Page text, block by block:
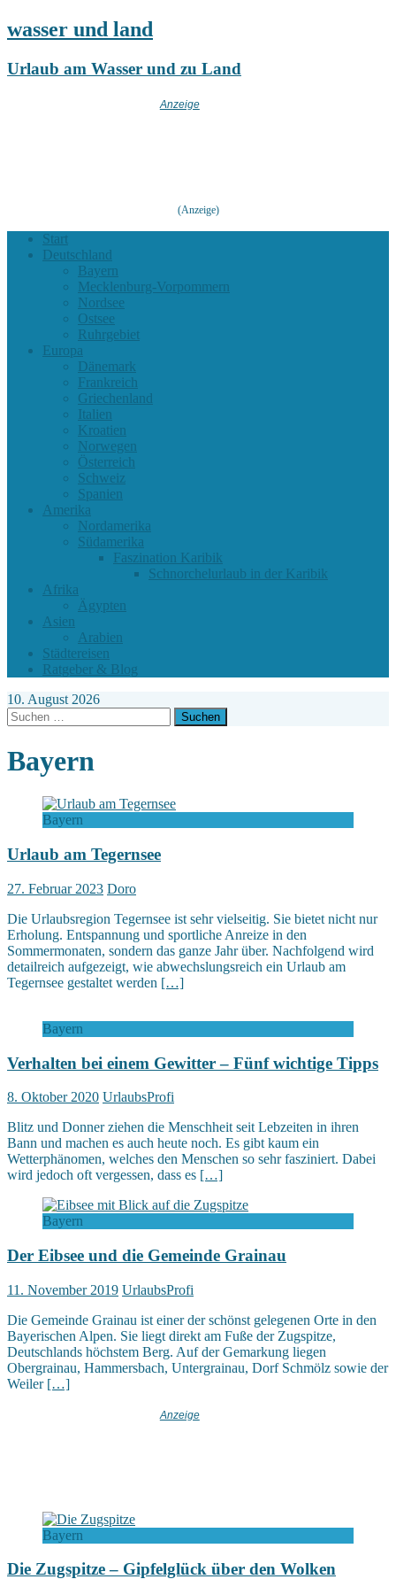
wasser und land
Urlaub am Wasser und zu Land
(Anzeige)
Start
Deutschland
Bayern
Mecklenburg-Vorpommern
Nordsee
Ostsee
Ruhrgebiet
Europa
Dänemark
Frankreich
Griechenland
Italien
Kroatien
Norwegen
Österreich
Schweiz
Spanien
Amerika
Nordamerika
Südamerika
Faszination Karibik
Schnorchelurlaub in der Karibik
Afrika
Ägypten
Asien
Arabien
Städtereisen
Ratgeber & Blog
10. August 2026
Suchen
nach:
Bayern
Bayern
Urlaub am Tegernsee
27. Februar 2023 Doro
Die Urlaubsregion Tegernsee ist sehr vielseitig. Sie bietet nicht nur
Erholung. Entspannung und sportliche Anreize in den
Sommermonaten, sondern das ganze Jahr über. Nachfolgend wird
detailreich aufgezeigt, wie abwechslungsreich ein Urlaub am
Tegernsee gestaltet werden […]
Bayern
Verhalten bei einem Gewitter – Fünf wichtige Tipps
8. Oktober 2020 UrlaubsProfi
Blitz und Donner ziehen die Menschheit seit Lebzeiten in ihren
Bann und machen es auch heute noch. Es gibt kaum ein
Wetterphänomen, welches den Menschen so sehr fasziniert. Dabei
wird jedoch oft vergessen, dass es […]
Bayern
Der Eibsee und die Gemeinde Grainau
11. November 2019 UrlaubsProfi
Die Gemeinde Grainau ist einer der schönst gelegenen Orte in den
Bayerischen Alpen. Sie liegt direkt am Fuße der Zugspitze,
Deutschlands höchstem Berg. Auf der Gemarkung liegen
Obergrainau, Hammersbach, Untergrainau, Dorf Schmölz sowie der
Weiler […]
Bayern
Die Zugspitze – Gipfelglück über den Wolken